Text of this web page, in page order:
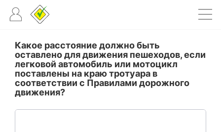
Какое расстояние должно быть
оставлено для движения пешеходов, если
легковой автомобиль или мотоцикл
поставлены на краю тротуара в
соответствии с Правилами дорожного
движения?